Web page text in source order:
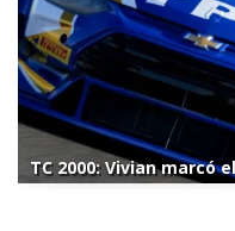
TC 2000: Vivian marcó